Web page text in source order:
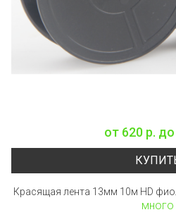
от 620 р. до
Красящая лента 13мм 10м HD
много